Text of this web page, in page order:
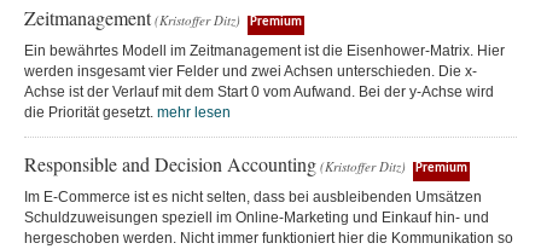
Zeitmanagement (Kristoffer Ditz) Premium
Ein bewährtes Modell im Zeitmanagement ist die Eisenhower-Matrix. Hier
werden insgesamt vier Felder und zwei Achsen unterschieden. Die x-
Achse ist der Verlauf mit dem Start 0 vom Aufwand. Bei der y-Achse wird
die Priorität gesetzt. mehr lesen
Responsible and Decision Accounting (Kristoffer Ditz) Premium
Im E-Commerce ist es nicht selten, dass bei ausbleibenden Umsätzen
Schuldzuweisungen speziell im Online-Marketing und Einkauf hin- und
hergeschoben werden. Nicht immer funktioniert hier die Kommunikation so